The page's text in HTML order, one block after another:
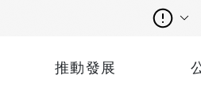
推動發展